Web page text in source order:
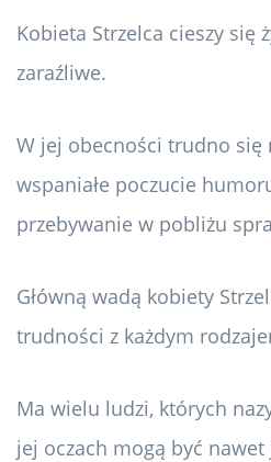
Kobieta Strzelca cieszy się
zaraźliwe.
W jej obecności trudno się
wspaniałe poczucie
przebywanie w pobliżu
Główną wadą kobiety
trudności z każdym
Ma wielu ludzi, których
jej oczach mogą być